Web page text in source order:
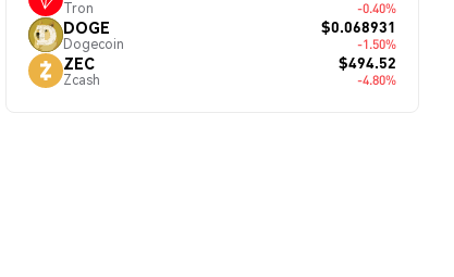
Tron -0.40%
DOGE
Dogecoin
$0.068931
-1.50%
ZEC
Zcash
$494.52
-4.80%